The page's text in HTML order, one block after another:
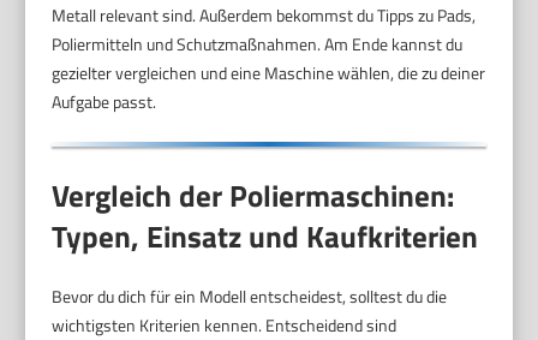
Metall relevant sind. Außerdem bekommst du Tipps zu Pads,
Poliermitteln und Schutzmaßnahmen. Am Ende kannst du
gezielter vergleichen und eine Maschine wählen, die zu deiner
Aufgabe passt.
Vergleich der Poliermaschinen:
Typen, Einsatz und Kaufkriterien
Bevor du dich für ein Modell entscheidest, solltest du die
wichtigsten Kriterien kennen. Entscheidend sind